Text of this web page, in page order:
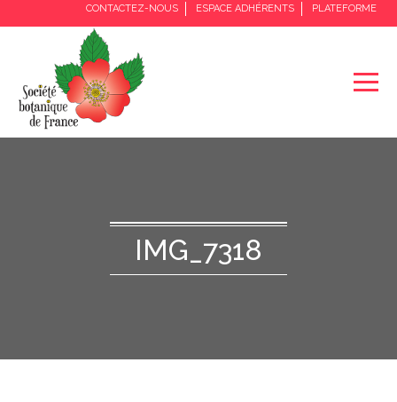
CONTACTEZ-NOUS ESPACE ADHÉRENTS PLATEFORME
IMG_7318